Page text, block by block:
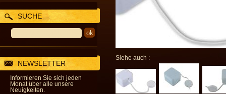
SUCHE
NEWSLETTER
Informieren Sie sich jeden
Monat über alle unsere
Neuigkeiten.
Siehe auch :